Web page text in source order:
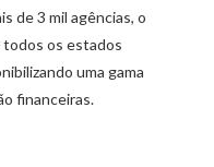
de 3 mil agências, o
os estados
uma gama
financeiras.